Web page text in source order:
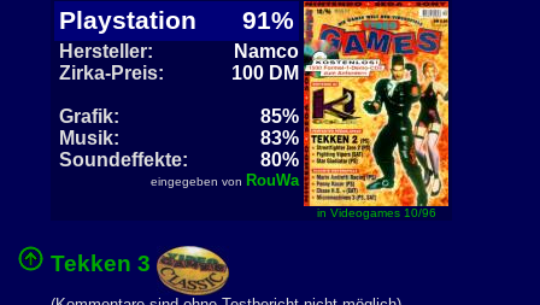
Playstation 91%
Hersteller:
Namco
Zirka-Preis:
100 DM
Grafik:
85%
Musik:
83%
Soundeffekte:
80%
eingegeben von RouWa
in Videogames 10/96
Tekken 3